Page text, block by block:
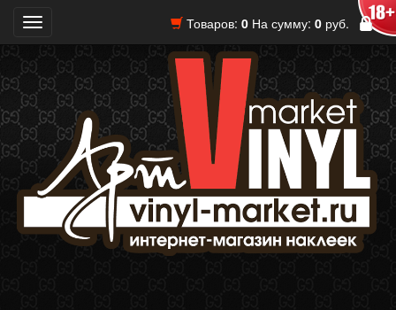
Товаров: 0 На сумму: 0 руб.
Toggle
navigation